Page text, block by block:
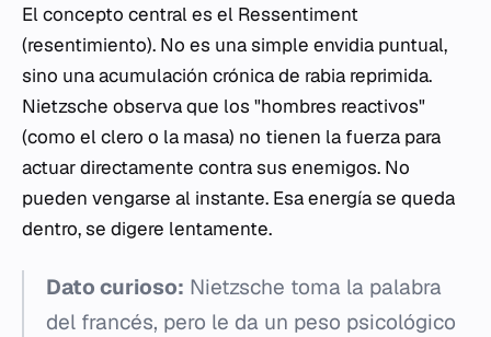
El concepto central es el Ressentiment
(resentimiento). No es una simple envidia puntual,
sino una acumulación crónica de rabia reprimida.
Nietzsche observa que los "hombres reactivos"
(como el clero o la masa) no tienen la fuerza para
actuar directamente contra sus enemigos. No
pueden vengarse al instante. Esa energía se queda
dentro, se digere lentamente.
Dato curioso: Nietzsche toma la palabra
del francés, pero le da un peso psicológico